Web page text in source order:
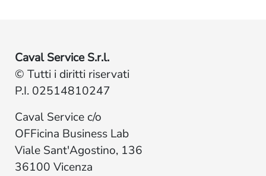
Caval Service S.r.l.
© Tutti i diritti riservati
P.I. 02514810247
Caval Service c/o
OFFicina Business Lab
Viale Sant'Agostino, 136
36100 Vicenza